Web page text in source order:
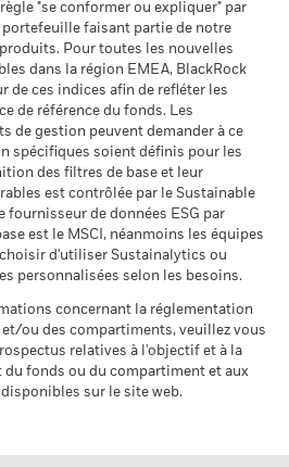
61,68%
du
aux secteurs d'activité, telle qu'elle
le charbon thermique et les
et déclarée pour les
de 5 % de leurs revenus du
sables bitumineux, tel que défini
aux entreprises qui
du charbon thermique ou des
de revenus de 0 %), telle que
se répartit comme suit :
"se conformer ou expliquer" par
portefeuille faisant partie de notre
Pour toutes les nouvelles
dans la région EMEA, BlackRock
de ces indices afin de refléter les
de référence du fonds. Les
de gestion peuvent demander à ce
spécifiques soient définis pour les
des filtres de base et leur
est contrôlée par le Sustainable
fournisseur de données ESG par
est le MSCI, néanmoins les équipes
d'utiliser Sustainalytics ou
personnalisées selon les besoins.
concernant la réglementation
et/ou des compartiments, veuillez vous
relatives à l'objectif et à la
fonds ou du compartiment et aux
sur le site web.